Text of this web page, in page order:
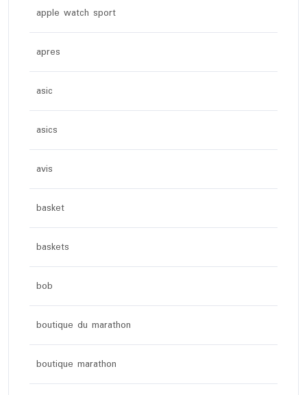
apple watch sport
apres
asic
asics
avis
basket
baskets
bob
boutique du marathon
boutique marathon